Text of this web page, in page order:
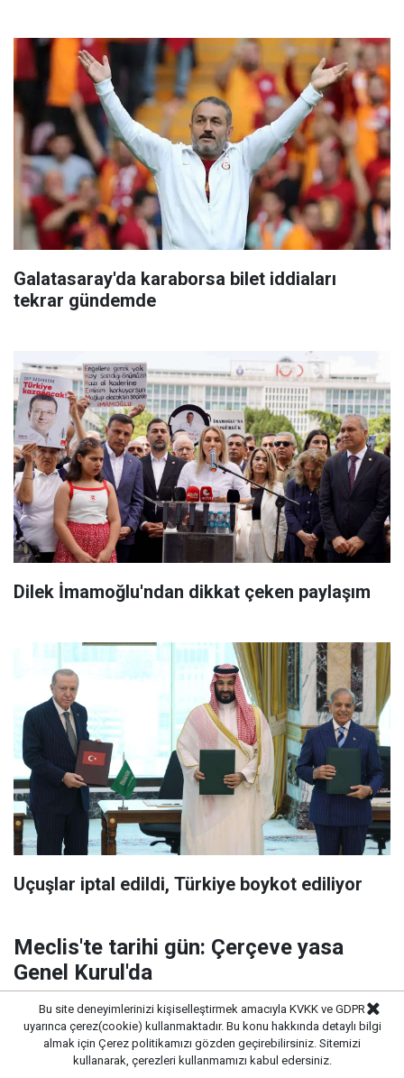
Galatasaray'da karaborsa bilet iddiaları
tekrar gündemde
Dilek İmamoğlu'ndan dikkat çeken paylaşım
Uçuşlar iptal edildi, Türkiye boykot ediliyor
Meclis'te tarihi gün: Çerçeve yasa
Genel Kurul'da
TBMM Genel Kurulu'nda çözüm süreci için
hazırlanan çerçeve yasanın görüşmeleri başladı.
Bu site deneyimlerinizi kişiselleştirmek amacıyla KVKK ve GDPR
uyarınca çerez(cookie) kullanmaktadır. Bu konu hakkında detaylı bilgi
almak için Çerez politikamızı gözden geçirebilirsiniz. Sitemizi
kullanarak, çerezleri kullanmamızı kabul edersiniz.